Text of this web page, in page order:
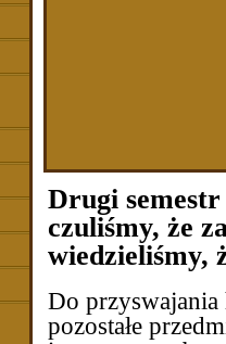
Drugi
czuliśmy, że
wiedzieliśmy,
Do
pozostałe